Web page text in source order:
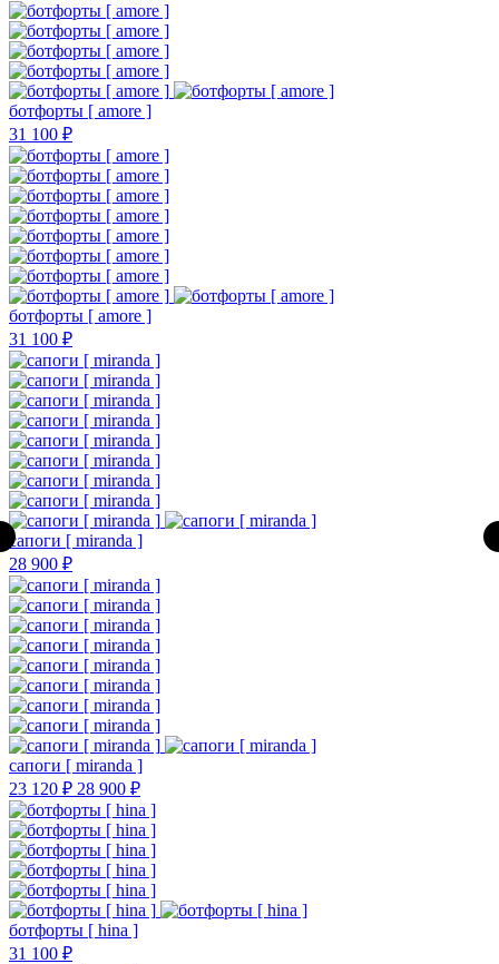
ботфорты [ amore ]
31 100 ₽
ботфорты [ amore ]
31 100 ₽
сапоги [ miranda ]
28 900 ₽
сапоги [ miranda ]
23 120 ₽ 28 900 ₽
ботфорты [ hina ]
31 100 ₽